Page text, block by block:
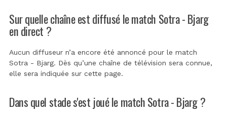
Sur quelle chaîne est diffusé le match Sotra - Bjarg
en direct ?
Aucun diffuseur n’a encore été annoncé pour le match
Sotra - Bjarg. Dès qu’une chaîne de télévision sera connue,
elle sera indiquée sur cette page.
Dans quel stade s'est joué le match Sotra - Bjarg ?